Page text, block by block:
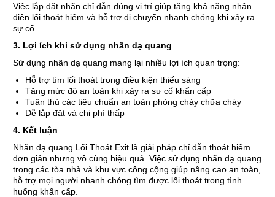
Việc lắp đặt nhãn chỉ dẫn đúng vị trí giúp tăng khả năng nhận
diện lối thoát hiểm và hỗ trợ di chuyển nhanh chóng khi xảy ra
sự cố.
3. Lợi ích khi sử dụng nhãn dạ quang
Sử dụng nhãn dạ quang mang lại nhiều lợi ích quan trọng:
Hỗ trợ tìm lối thoát trong điều kiện thiếu sáng
Tăng mức độ an toàn khi xảy ra sự cố khẩn cấp
Tuân thủ các tiêu chuẩn an toàn phòng cháy chữa cháy
Dễ lắp đặt và chi phí thấp
4. Kết luận
Nhãn dạ quang Lối Thoát Exit là giải pháp chỉ dẫn thoát hiểm
đơn giản nhưng vô cùng hiệu quả. Việc sử dụng nhãn dạ quang
trong các tòa nhà và khu vực công cộng giúp nâng cao an toàn,
hỗ trợ mọi người nhanh chóng tìm được lối thoát trong tình
huống khẩn cấp.